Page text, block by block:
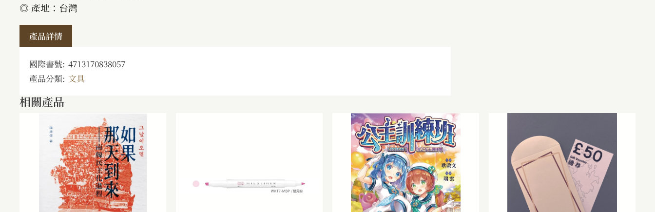
◎ 產地：台灣
產品詳情
國際書號: 4713170838057
產品分類: 文具
相關產品